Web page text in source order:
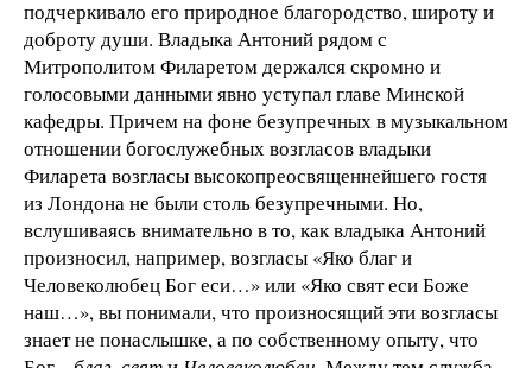
подчеркивало его природное благородство, широту и
доброту души. Владыка Антоний рядом с
Митрополитом Филаретом держался скромно и
голосовыми данными явно уступал главе Минской
кафедры. Причем на фоне безупречных в музыкальном
отношении богослужебных возгласов владыки
Филарета возгласы высокопреосвященнейшего гостя
из Лондона не были столь безупречными. Но,
вслушиваясь внимательно в то, как владыка Антоний
произносил, например, возгласы «Яко благ и
Человеколюбец Бог еси…» или «Яко свят еси Боже
наш…», вы понимали, что произносящий эти возгласы
знает не понаслышке, а по собственному опыту, что